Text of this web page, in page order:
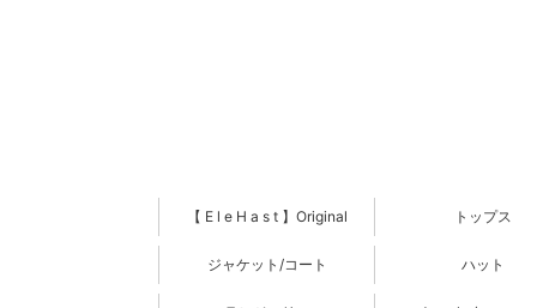
【 E l e H a s t 】Original トップス
ジャケット/コート ハット